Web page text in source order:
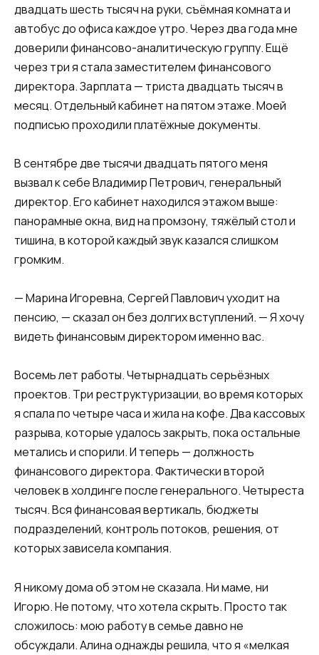
двадцать шесть тысяч на руки, съёмная комната и
автобус до офиса каждое утро. Через два года мне
доверили финансово-аналитическую группу. Ещё
через три я стала заместителем финансового
директора. Зарплата — триста двадцать тысяч в
месяц. Отдельный кабинет на пятом этаже. Моей
подписью проходили платёжные документы.
В сентябре две тысячи двадцать пятого меня
вызвал к себе Владимир Петрович, генеральный
директор. Его кабинет находился этажом выше:
панорамные окна, вид на промзону, тяжёлый стол и
тишина, в которой каждый звук казался слишком
громким.
— Марина Игоревна, Сергей Павлович уходит на
пенсию, — сказал он без долгих вступлений. — Я хочу
видеть финансовым директором именно вас.
Восемь лет работы. Четырнадцать серьёзных
проектов. Три реструктуризации, во время которых
я спала по четыре часа и жила на кофе. Два кассовых
разрыва, которые удалось закрыть, пока остальные
метались и спорили. И теперь — должность
финансового директора. Фактически второй
человек в холдинге после генерального. Четыреста
тысяч. Вся финансовая вертикаль, бюджеты
подразделений, контроль потоков, решения, от
которых зависела компания.
Я никому дома об этом не сказала. Ни маме, ни
Игорю. Не потому, что хотела скрыть. Просто так
сложилось: мою работу в семье давно не
обсуждали. Алина однажды решила, что я «мелкая